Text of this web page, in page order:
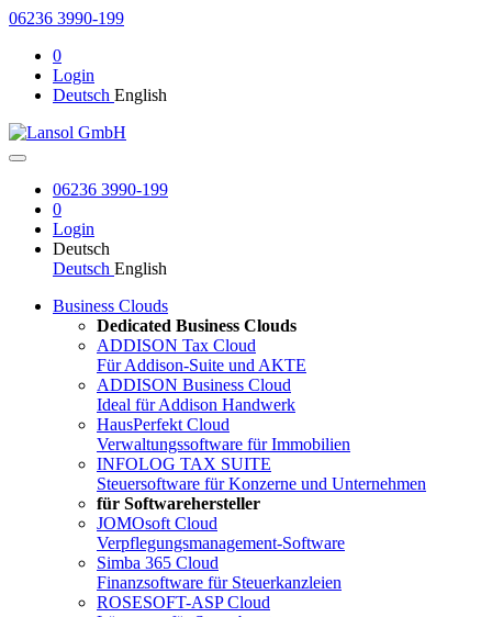
06236 3990-199
0
Login
Deutsch English
06236 3990-199
0
Login
Deutsch
Deutsch English
Business Clouds
Dedicated Business Clouds
ADDISON Tax Cloud
Für Addison-Suite und AKTE
ADDISON Business Cloud
Ideal für Addison Handwerk
HausPerfekt Cloud
Verwaltungssoftware für Immobilien
INFOLOG TAX SUITE
Steuersoftware für Konzerne und Unternehmen
für Softwarehersteller
JOMOsoft Cloud
Verpflegungsmanagement-Software
Simba 365 Cloud
Finanzsoftware für Steuerkanzleien
ROSESOFT-ASP Cloud